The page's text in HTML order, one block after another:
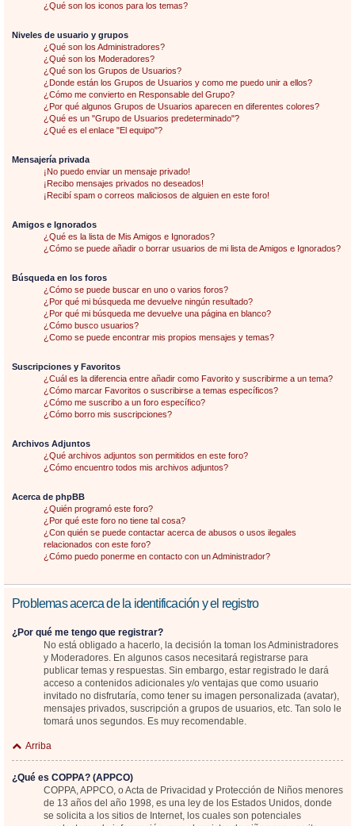
¿Qué son los iconos para los temas?
Niveles de usuario y grupos
¿Qué son los Administradores?
¿Qué son los Moderadores?
¿Qué son los Grupos de Usuarios?
¿Donde están los Grupos de Usuarios y como me puedo unir a ellos?
¿Cómo me convierto en Responsable del Grupo?
¿Por qué algunos Grupos de Usuarios aparecen en diferentes colores?
¿Qué es un "Grupo de Usuarios predeterminado"?
¿Qué es el enlace "El equipo"?
Mensajería privada
¡No puedo enviar un mensaje privado!
¡Recibo mensajes privados no deseados!
¡Recibí spam o correos maliciosos de alguien en este foro!
Amigos e Ignorados
¿Qué es la lista de Mis Amigos e Ignorados?
¿Cómo se puede añadir o borrar usuarios de mi lista de Amigos e Ignorados?
Búsqueda en los foros
¿Cómo se puede buscar en uno o varios foros?
¿Por qué mi búsqueda me devuelve ningún resultado?
¿Por qué mi búsqueda me devuelve una página en blanco?
¿Cómo busco usuarios?
¿Como se puede encontrar mis propios mensajes y temas?
Suscripciones y Favoritos
¿Cuál es la diferencia entre añadir como Favorito y suscribirme a un tema?
¿Cómo marcar Favoritos o suscribirse a temas específicos?
¿Cómo me suscribo a un foro específico?
¿Cómo borro mis suscripciones?
Archivos Adjuntos
¿Qué archivos adjuntos son permitidos en este foro?
¿Cómo encuentro todos mis archivos adjuntos?
Acerca de phpBB
¿Quién programó este foro?
¿Por qué este foro no tiene tal cosa?
¿Con quién se puede contactar acerca de abusos o usos ilegales
relacionados con este foro?
¿Cómo puedo ponerme en contacto con un Administrador?
Problemas acerca de la identificación y el registro
¿Por qué me tengo que registrar?
No está obligado a hacerlo, la decisión la toman los Administradores
y Moderadores. En algunos casos necesitará registrarse para
publicar temas y respuestas. Sin embargo, estar registrado le dará
acceso a contenidos adicionales y/o ventajas que como usuario
invitado no disfrutaría, como tener su imagen personalizada (avatar),
mensajes privados, suscripción a grupos de usuarios, etc. Tan solo le
tomará unos segundos. Es muy recomendable.
Arriba
¿Qué es COPPA? (APPCO)
COPPA, APPCO, o Acta de Privacidad y Protección de Niños menores
de 13 años del año 1998, es una ley de los Estados Unidos, donde
se solicita a los sitios de Internet, los cuales son potenciales